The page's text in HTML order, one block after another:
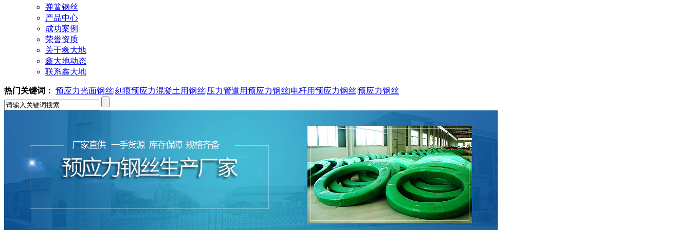
弹簧钢丝
产品中心
成功案例
荣誉资质
关于鑫大地
鑫大地动态
联系鑫大地
热门关键词： 预应力光面钢丝|刻痕预应力混凝土用钢丝|压力管道用预应力钢丝|电杆用预应力钢丝|预应力钢丝